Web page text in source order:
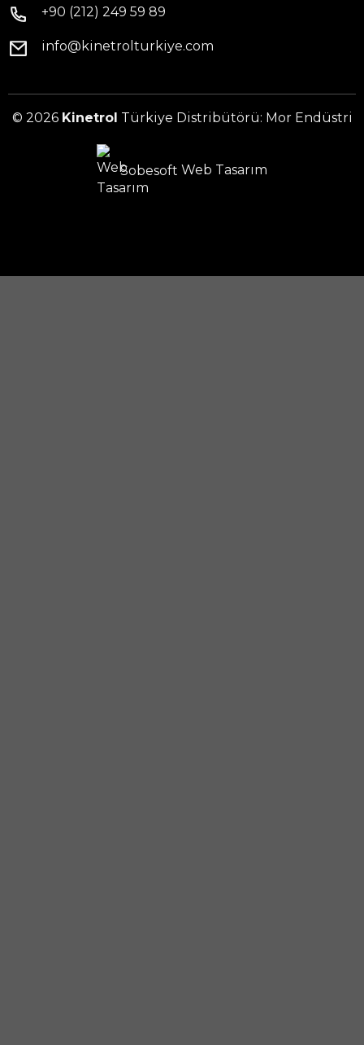
+90 (212) 249 59 89
info@kinetrolturkiye.com
© 2026 Kinetrol Türkiye Distribütörü: Mor Endüstri
Sobesoft Web Tasarım